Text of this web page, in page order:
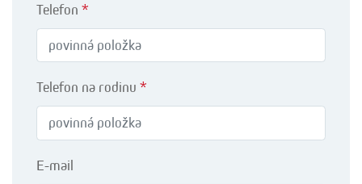
Telefon *
Telefon na rodinu *
E-mail